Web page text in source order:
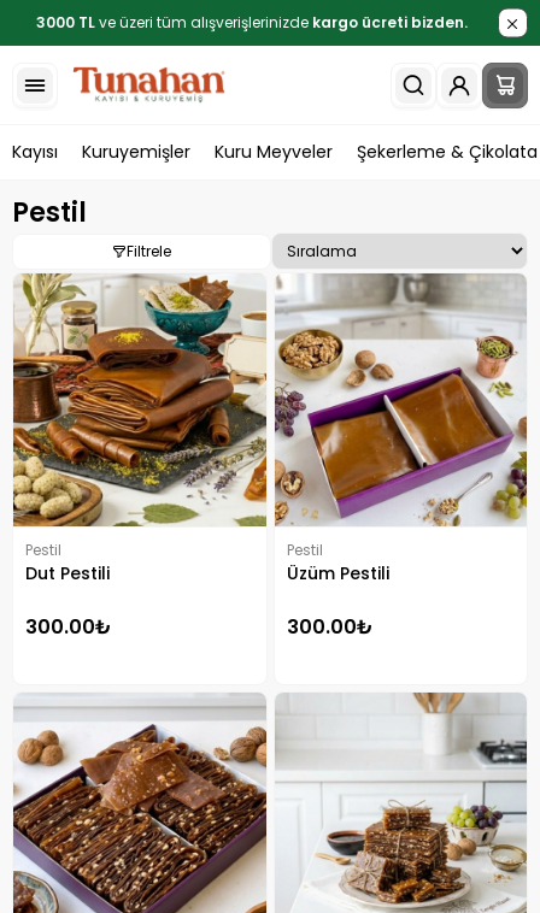
3000 TLve üzeri tüm alışverişlerinizde kargo ücreti bizden.
Kayısı Kuruyemişler Kuru Meyveler Şekerleme & Çikolata
Pestil
Filtrele
Pestil
Dut Pestili
300.00₺
Pestil
Üzüm Pestili
300.00₺